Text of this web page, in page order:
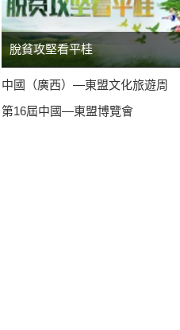
脫貧攻堅看平桂
中國（廣西）—東盟文化旅遊周
第16屆中國—東盟博覽會